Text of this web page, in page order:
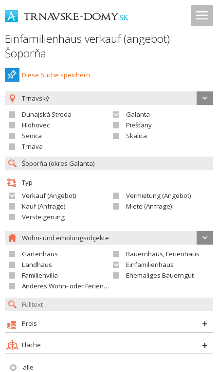
Einfamilienhaus verkauf (angebot)
Šoporňa
Diese Suche speichern
Trnavský
Dunajská Streda
Galanta
Hlohovec
Piešťany
Senica
Skalica
Trnava
Typ
Verkauf (Angebot)
Vermietung (Angebot)
Kauf (Anfrage)
Miete (Anfrage)
Versteigerung
Wohn- und erholungsobjekte
Gartenhaus
Bauernhaus, Ferienhaus
Landhaus
Einfamilienhaus
Familienvilla
Ehemaliges Bauerngut
Anderes Wohn- oder Ferienobjekt
Preis
Fläche
alle